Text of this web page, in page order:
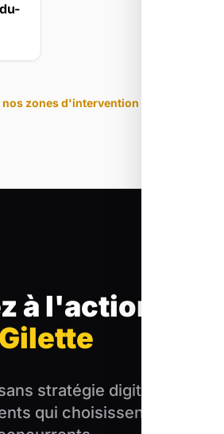
nos zones d'intervention
à l'action
Gilette
stratégie digitale, ce
qui choisissent vos